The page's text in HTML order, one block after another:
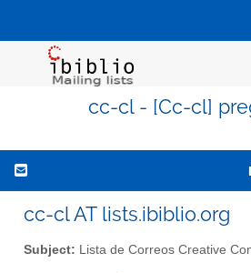
cc-cl - [Cc-cl]
cc-cl AT lists.ibiblio.org
Subject: Lista de Correos Creative